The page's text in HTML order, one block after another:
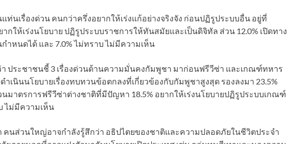
ท่นเรื่องด่วน คนกว่าครึ่งอยากให้เร่งแก้อย่างจริงจัง ก่อนปฏิรูประบบอื่น อยู่ที่
ากให้เร่งนโยบาย ปฏิรูประบบราชการให้ทันสมัยและเป็นดิจิทัล ส่วน 12.0% เปิดทาง
ำหนดได้ และ 7.0% ไม่ทราบ ไม่มีความเห็น
ประชาชนชี้ 3 เรื่องด่วนด้านความมั่นคงกัมพูชา มาก่อนฟรีวีซ่า และเกณฑ์ทหาร
ดำเนินนโยบายเรื่องทบทวนข้อตกลงที่เกี่ยวข้องกับกัมพูชาสูงสุด รองลงมา 23.5%
นมาตรการฟรีวีซ่าต่างชาติที่มีปัญหา 18.5% อยากให้เร่งนโยบายปฏิรูประบบเกณฑ์
ไม่มีความเห็น
คนส่วนใหญ่อาจกำลังรู้สึกว่า อธิปไตยของชาติและความปลอดภัยในชีวิตประจำ